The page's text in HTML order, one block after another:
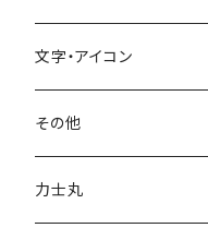
文字・アイコン
その他
力士丸